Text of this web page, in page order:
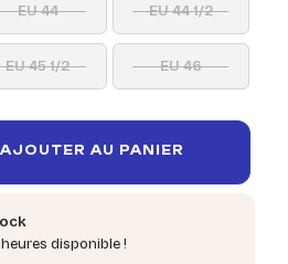
EU 44 EU 44 1/2
EU 45 1/2 EU 46
AJOUTER AU PANIER
disponible !